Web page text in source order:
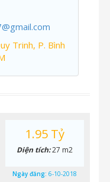
Trinh, P. Bình
1.95 Tỷ
Diện tích:27 m2
Ngày đăng: 6-10-2018